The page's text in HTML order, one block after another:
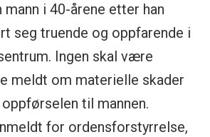
i 40-årene etter han
seg truende og oppfarende i
Ingen skal være
meldt om materielle skader
til mannen.
for ordensforstyrrelse,